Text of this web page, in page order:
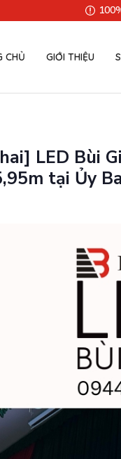
CHỦ GIỚI THIỆU
LED Bùi
tại Ủy